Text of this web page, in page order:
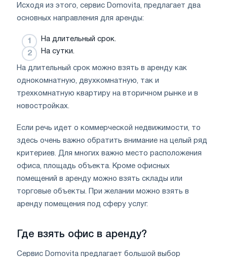
Исходя из этого, сервис Domovita, предлагает два
основных направления для аренды:
На длительный срок.
На сутки.
На длительный срок можно взять в аренду как
однокомнатную, двухкомнатную, так и
трехкомнатную квартиру на вторичном рынке и в
новостройках.
Если речь идет о коммерческой недвижимости, то
здесь очень важно обратить внимание на целый ряд
критериев. Для многих важно место расположения
офиса, площадь объекта. Кроме офисных
помещений в аренду можно взять склады или
торговые объекты. При желании можно взять в
аренду помещения под сферу услуг.
Где взять офис в аренду?
Сервис Domovita предлагает большой выбор